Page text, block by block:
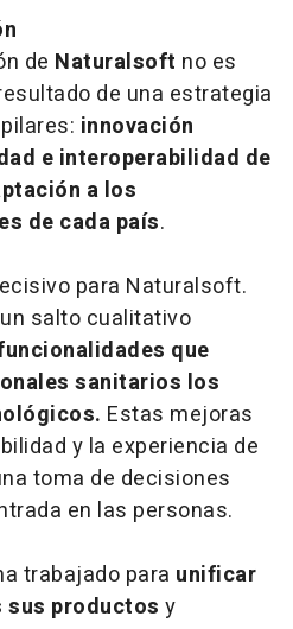
de Naturalsoft no es
de una estrategia
innovación
e interoperabilidad de
a los
de cada país.
para Naturalsoft.
salto cualitativo
que
sanitarios los
Estas mejoras
y la experiencia de
toma de decisiones
en las personas.
trabajado para unificar
productos y